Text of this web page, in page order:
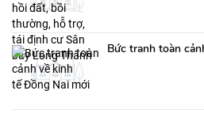
Bức tranh toàn